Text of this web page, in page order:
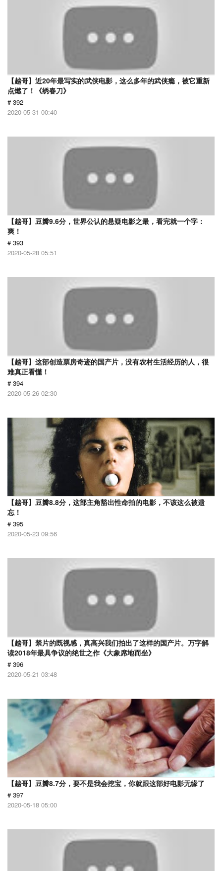
【越哥】近20年最写实的武侠电影，这么多年的武侠瘾，被它重新
点燃了！《绣春刀》
# 392
2020-05-31 00:40
【越哥】豆瓣9.6分，世界公认的悬疑电影之最，看完就一个字：
爽！
# 393
2020-05-28 05:51
【越哥】这部创造票房奇迹的国产片，没有农村生活经历的人，很
难真正看懂！
# 394
2020-05-26 02:30
【越哥】豆瓣8.8分，这部主角豁出性命拍的电影，不该这么被遗
忘！
# 395
2020-05-23 09:56
【越哥】禁片的既视感，真高兴我们拍出了这样的国产片。万字解
读2018年最具争议的绝世之作《大象席地而坐》
# 396
2020-05-21 03:48
【越哥】豆瓣8.7分，要不是我会挖宝，你就跟这部好电影无缘了
# 397
2020-05-18 05:00